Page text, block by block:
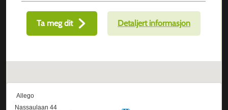
Ta meg dit Detaljert informasjon